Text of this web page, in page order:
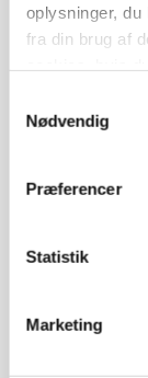
oplysninger,
fra din brug af
Nødvendig
Præferencer
Statistik
Marketing
MARKEDSFOKUS
Prisgab på